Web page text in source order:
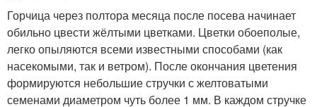
Горчица через полтора месяца после посева начинает
обильно цвести жёлтыми цветками. Цветки обоеполые,
легко опыляются всеми известными способами (как
насекомыми, так и ветром). После окончания цветения
формируются небольшие стручки с желтоватыми
семенами диаметром чуть более 1 мм. В каждом стручке